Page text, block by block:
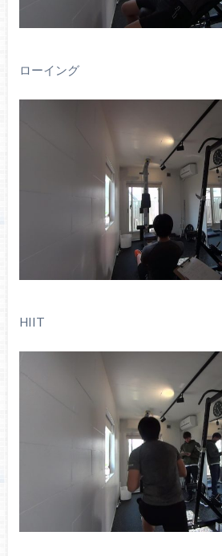
ローイング
HIIT